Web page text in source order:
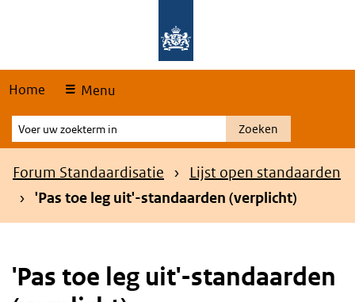
Home Menu
Voer
uw
zoekterm
Zoeken
Kruimelpad
Forum Standaardisatie
Lijst open standaarden
'Pas toe leg uit'-standaarden (verplicht)
'Pas toe leg uit'-standaarden